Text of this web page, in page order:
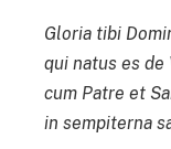
Gloria tibi
qui natus es de
cum Patre et
in sempiterna